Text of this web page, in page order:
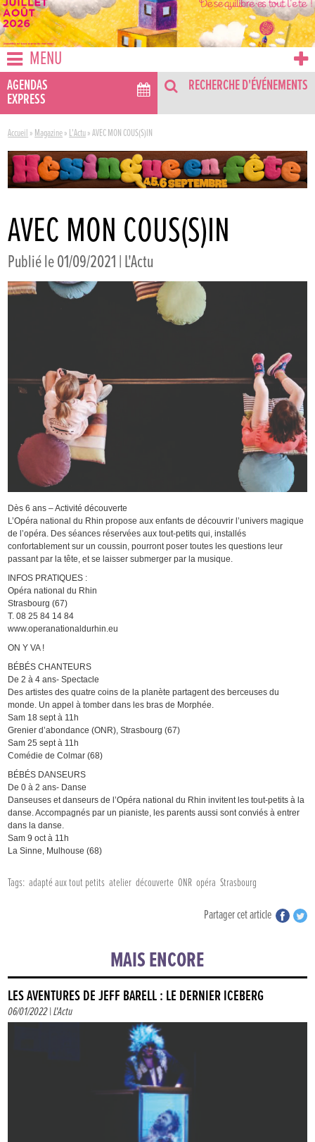
MENU
AGENDAS
EXPRESS
RECHERCHE D'ÉVÉNEMENTS
Accueil » Magazine» L'Actu»AVEC MON COUS(S)IN
AVEC MON COUS(S)IN
Publié le 01/09/2021 |L'Actu
Dès 6 ans – Activité découverte
L’Opéra national du Rhin propose aux enfants de découvrir l’univers magique
de l’opéra. Des séances réservées aux tout-petits qui, installés
confortablement sur un coussin, pourront poser toutes les questions leur
passant par la tête, et se laisser submerger par la musique.
INFOS PRATIQUES :
Opéra national du Rhin
Strasbourg (67)
T. 08 25 84 14 84
www.operanationaldurhin.eu
ON Y VA !
BÉBÉS CHANTEURS
De 2 à 4 ans- Spectacle
Des artistes des quatre coins de la planète partagent des berceuses du
monde. Un appel à tomber dans les bras de Morphée.
Sam 18 sept à 11h
Grenier d’abondance (ONR), Strasbourg (67)
Sam 25 sept à 11h
Comédie de Colmar (68)
BÉBÉS DANSEURS
De 0 à 2 ans- Danse
Danseuses et danseurs de l’Opéra national du Rhin invitent les tout-petits à la
danse. Accompagnés par un pianiste, les parents aussi sont conviés à entrer
dans la danse.
Sam 9 oct à 11h
La Sinne, Mulhouse (68)
Tags: adapté aux tout petits atelier découverte ONR opéra Strasbourg
Partager cet article
MAIS ENCORE
LES AVENTURES DE JEFF BARELL : LE DERNIER ICEBERG
06/01/2022 |L'Actu